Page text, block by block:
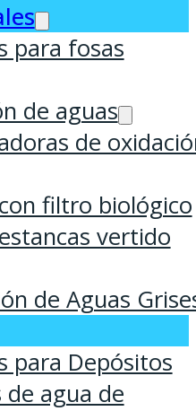
para fosas
de aguas
de
filtro biológico
vertido
de Aguas
para Depósitos
agua de